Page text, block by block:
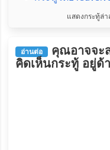
แสดงกระทู้ล่
อ่านต่อ
คุณอาจจะส
คิดเห็นกระทู้ อยู่ด้